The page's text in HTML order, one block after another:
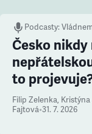
Podcasty:
Česko
to
Filip Zelenka,
Fajtová•31. 7. 2026